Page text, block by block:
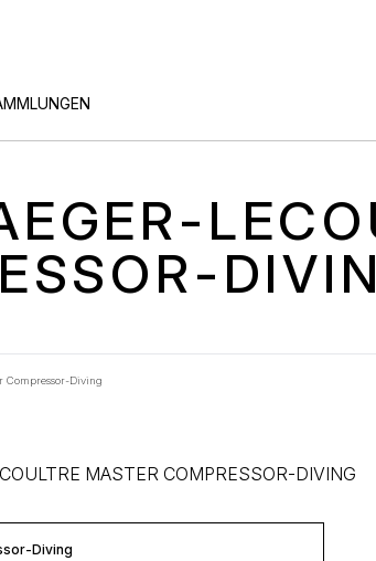
Compressor-Diving
MASTER COMPRESSOR-DIVING
Diving